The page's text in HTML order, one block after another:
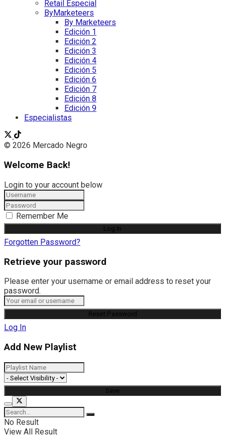
Retail Especial
ByMarketeers
By Marketeers
Edición 1
Edición 2
Edición 3
Edición 4
Edición 5
Edición 6
Edición 7
Edición 8
Edición 9
Especialistas
© 2026 Mercado Negro
Welcome Back!
Login to your account below
Remember Me
Forgotten Password?
Retrieve your password
Please enter your username or email address to reset your
password.
Log In
Add New Playlist
No Result
View All Result